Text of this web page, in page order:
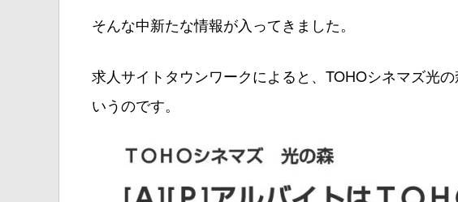
そんな中新たな情報が入ってきました。
求人サイトタウンワークによると、TOHOシネマズ光
いうのです。